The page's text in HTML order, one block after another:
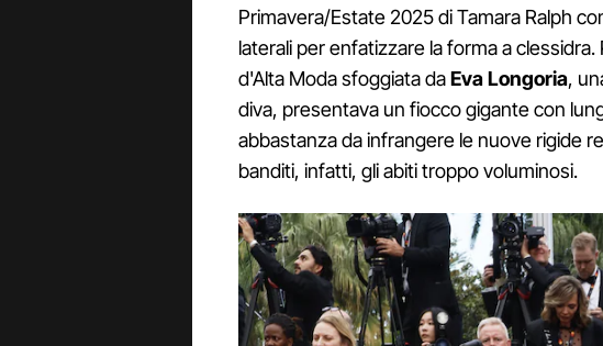
Primavera/Estate 2025 di Tamara Ralph
laterali per enfatizzare la forma a
d'Alta Moda sfoggiata daEva Longoria,
diva, presentava un fiocco gigante con
abbastanza da infrangere le nuove rigide
banditi, infatti, gli abiti troppo voluminosi.